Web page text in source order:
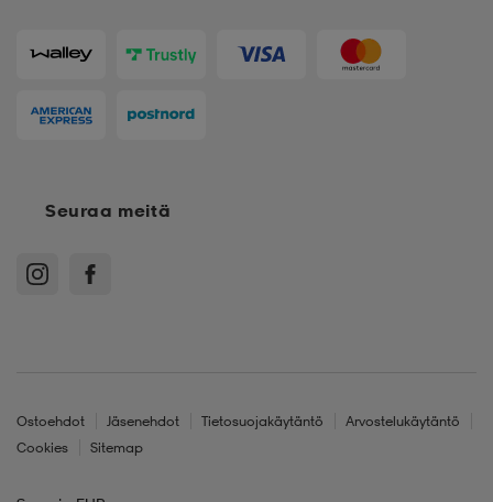
Seuraa meitä
Ostoehdot Jäsenehdot Tietosuojakäytäntö
Arvostelukäytäntö
Cookies
Sitemap